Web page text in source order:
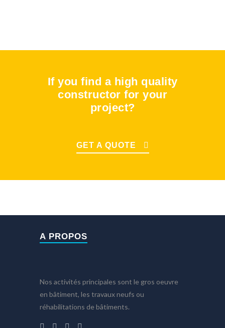
If you find a high quality
constructor for your
project?
GET A QUOTE
A PROPOS
Nos activités principales sont le gros oeuvre
en bâtiment, les travaux neufs ou
réhabilitations de bâtiments.